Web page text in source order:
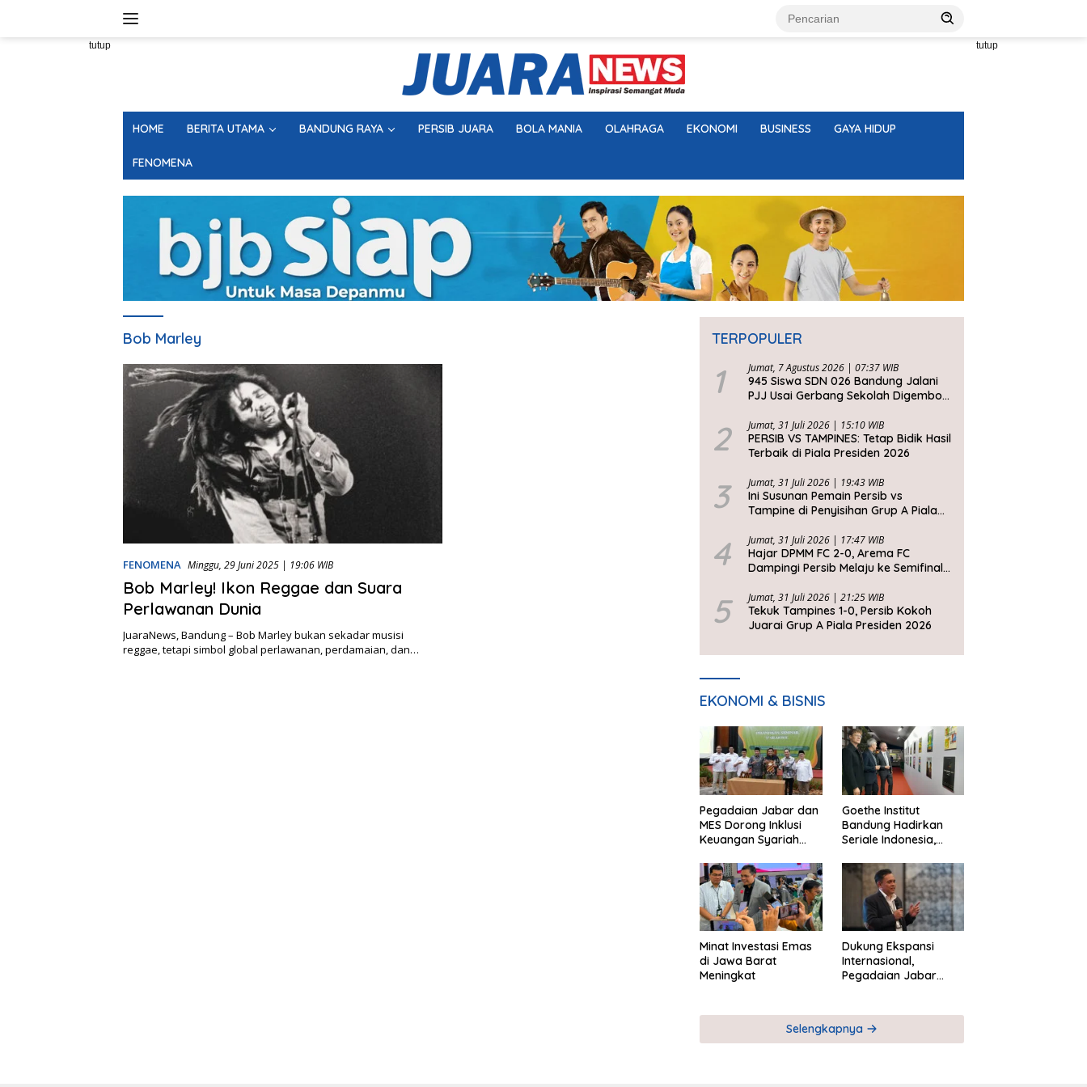
tutup tutup
HOME BERITA UTAMA BANDUNG RAYA PERSIB JUARA BOLA MANIA OLAHRAGA EKONOMI BUSINESS GAYA HIDUP
FENOMENA
Bob Marley
FENOMENA Minggu, 29 Juni 2025 | 19:06 WIB
Bob Marley! Ikon Reggae dan Suara
Perlawanan Dunia
JuaraNews, Bandung – Bob Marley bukan sekadar musisi
reggae, tetapi simbol global perlawanan, perdamaian, dan…
TERPOPULER
1 Jumat, 7 Agustus 2026 | 07:37 WIB
945 Siswa SDN 026 Bandung Jalani
PJJ Usai Gerbang Sekolah Digembok
2 Jumat, 31 Juli 2026 | 15:10 WIB
PERSIB VS TAMPINES: Tetap Bidik Hasil
Terbaik di Piala Presiden 2026
3 Jumat, 31 Juli 2026 | 19:43 WIB
Ini Susunan Pemain Persib vs
Tampine di Penyisihan Grup A Piala
4 Jumat, 31 Juli 2026 | 17:47 WIB
Hajar DPMM FC 2-0, Arema FC
Dampingi Persib Melaju ke Semifinal
5 Jumat, 31 Juli 2026 | 21:25 WIB
Tekuk Tampines 1-0, Persib Kokoh
Juarai Grup A Piala Presiden 2026
EKONOMI & BISNIS
Pegadaian Jabar dan
MES Dorong Inklusi
Keuangan Syariah
UMKM
Goethe Institut
Bandung Hadirkan
Seriale Indonesia,
Global Industri Serial
Minat Investasi Emas
di Jawa Barat
Meningkat
Dukung Ekspansi
Internasional,
Pegadaian Jabar
Pegadaian Timor
Leste
Selengkapnya